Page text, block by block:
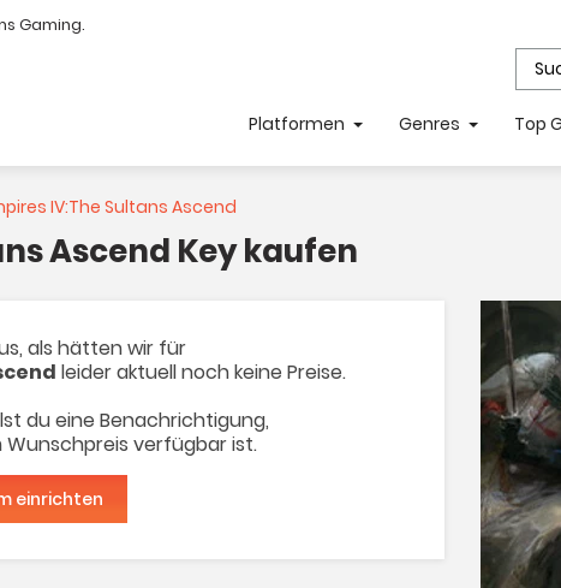
Gaming.
Platformen Genres Top
IV:The Sultans Ascend
Ascend Key kaufen
als hätten wir für
leider aktuell noch keine Preise.
du eine Benachrichtigung,
Wunschpreis verfügbar ist.
einrichten